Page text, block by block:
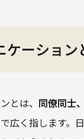
ケーション
とは、 同僚同士
広く指します。